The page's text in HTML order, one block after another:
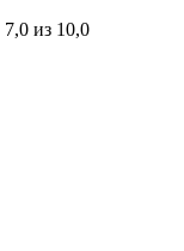
7,0 из 10,0